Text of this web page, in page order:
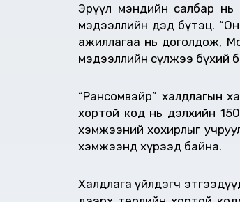
Эрүүл мэндийн салбар нь
мэдээллийн дэд бүтэц.
ажиллагаа нь доголдож,
мэдээллийн сүлжээ бүхий
“Рансомвэйр” халдлагын
хортой код нь дэлхийн
хэмжээний хохирлыг
хэмжээнд хүрээд байна.
Халдлага үйлдэгч